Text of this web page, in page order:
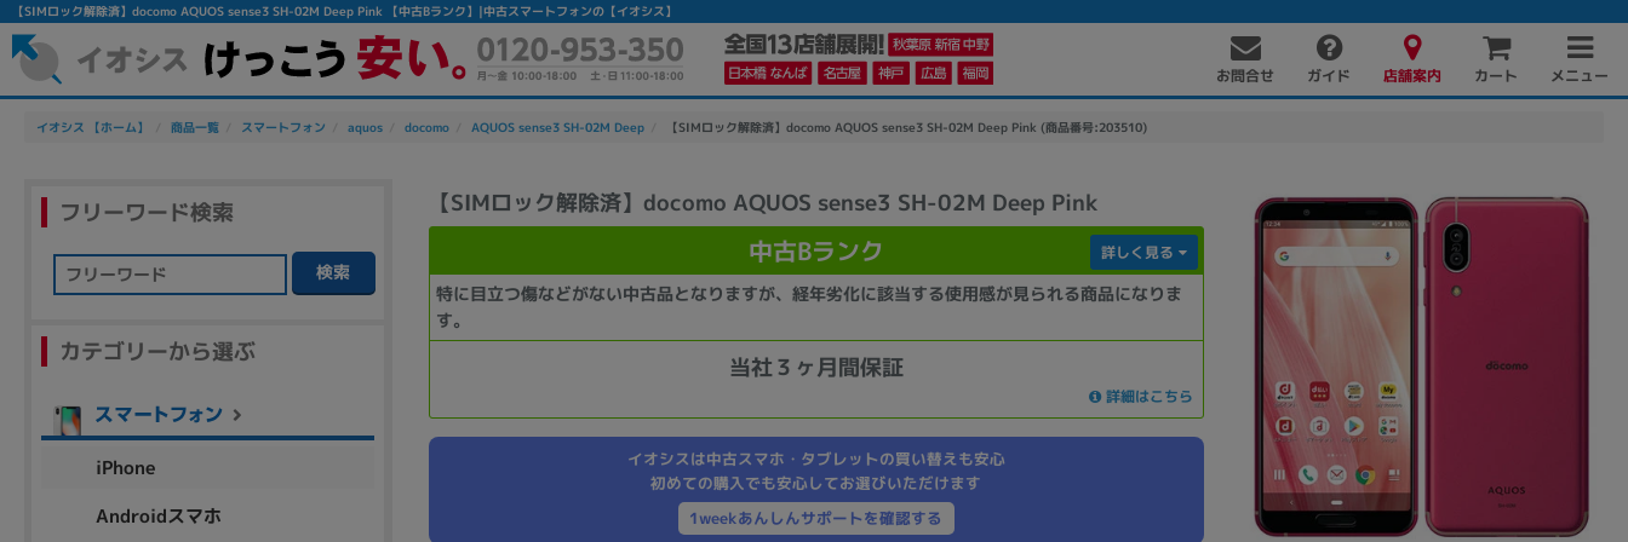
【SIMロック解除済】docomo AQUOS sense3 SH-02M Deep Pink 【中古Bランク】|中古スマートフォンの【イオシス】
お問合せ ガイド 店舗案内 カート メニュー
イオシス 【ホーム】 商品一覧 スマートフォン aquos docomo AQUOS sense3 SH-02M Deep 【SIMロック解除済】docomo AQUOS sense3 SH-02M Deep Pink (商品番号:203510)
【SIMロック解除済】docomo AQUOS sense3 SH-02M Deep Pink
中古Bランク
特に目立つ傷などがない中古品となりますが、経年劣化に該当する使用感が見られる商品になりま
す。
詳しく見る
当社３ヶ月間保証
詳細はこちら
イオシスは中古スマホ・タブレットの買い替えも安心
初めての購入でも安心してお選びいただけます
1weekあんしんサポートを確認する
フリーワード検索
検索
カテゴリーから選ぶ
iPhone
Androidスマホ
かんたんパソコン検索に切り替える
除外ワード
人気の検索ワード：Let's note EliteBook
カテゴリー
ノートPC デスクPC ソフト
メーカー